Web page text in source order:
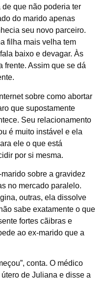
que não poderia ter
do marido apenas
seu novo parceiro.
filha mais velha tem
baixo e devagar. Às
frente. Assim que se dá
sobre como abortar
que supostamente
Seu relacionamento
é muito instável e ela
ele o que está
por si mesma.
sobre a gravidez
no mercado paralelo.
outras, ela dissolve
sabe exatamente o que
fortes cãibras e
ao ex-marido que a
conta. O médico
de Juliana e disse a